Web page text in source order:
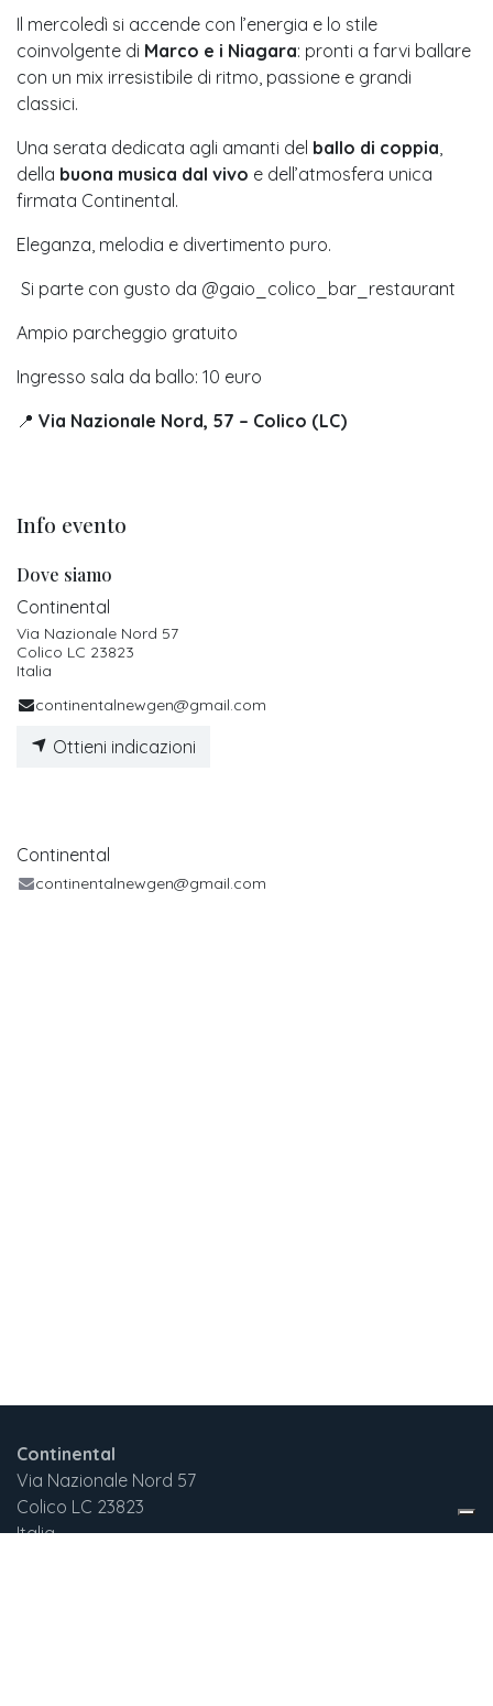
Il mercoledì si accende con l’energia e lo stile
coinvolgente di Marco e i Niagara: pronti a farvi ballare
con un mix irresistibile di ritmo, passione e grandi
classici.
Una serata dedicata agli amanti del ballo di coppia
della buona musica dal vivo e dell’atmosfera unica
firmata Continental.
Eleganza, melodia e divertimento puro.
Si parte con gusto da @gaio_colico_bar_restaurant
Ampio parcheggio gratuito
Ingresso sala da ballo: 10 euro
📍 Via Nazionale Nord, 57 – Colico (LC)
Info evento
Dove siamo
Continental
Via Nazionale Nord 57
Colico LC 23823
Italia
continentalnewgen@gmail.com
Ottieni indicazioni
Continental
continentalnewgen@gmail.com
Continental
Via Nazionale Nord 57
Colico LC 23823
Italia